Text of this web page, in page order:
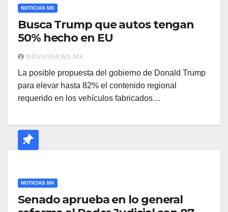
NOTICIAS MX
Busca Trump que autos tengan
50% hecho en EU
NOVUSNEWS.MX
La posible propuesta del gobierno de Donald Trump
para elevar hasta 82% el contenido regional
requerido en los vehículos fabricados…
NOTICIAS MX
Senado aprueba en lo general